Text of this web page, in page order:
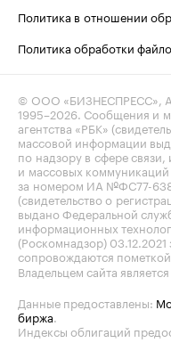
Политика в отношении
Политика обработки
© ООО «БИЗНЕСПРЕСС»,
1995–2026 . Сообщения и
агентства «РБК»
массовой информации
по надзору в сфере
и массовых
за номером ИА №ФС77-
(свидетельство о
выдано Федеральной
информационных
(Роскомнадзор)
сопровождаются пометкой
Владельцем сайта
Данные предоставлены:
биржа
Индексы облигаций